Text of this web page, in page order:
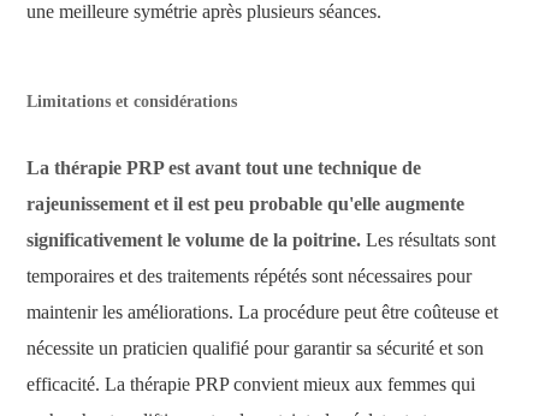
une meilleure symétrie après plusieurs séances.
Limitations et considérations
La thérapie PRP est avant tout une technique de
rajeunissement et il est peu probable qu'elle augmente
significativement le volume de la poitrine. Les résultats sont
temporaires et des traitements répétés sont nécessaires pour
maintenir les améliorations. La procédure peut être coûteuse et
nécessite un praticien qualifié pour garantir sa sécurité et son
efficacité. La thérapie PRP convient mieux aux femmes qui